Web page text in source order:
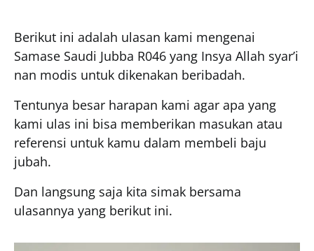
Berikut ini adalah ulasan kami mengenai
Samase Saudi Jubba R046 yang Insya Allah syar’i
nan modis untuk dikenakan beribadah.
Tentunya besar harapan kami agar apa yang
kami ulas ini bisa memberikan masukan atau
referensi untuk kamu dalam membeli baju
jubah.
Dan langsung saja kita simak bersama
ulasannya yang berikut ini.